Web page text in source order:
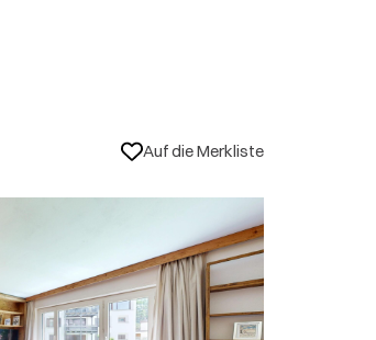
Auf die Merkliste
to everything we